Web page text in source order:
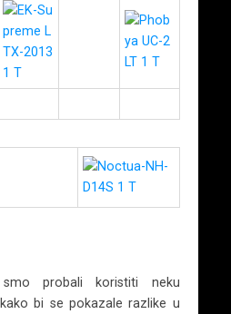
probali koristiti neku
bi se pokazale razlike u